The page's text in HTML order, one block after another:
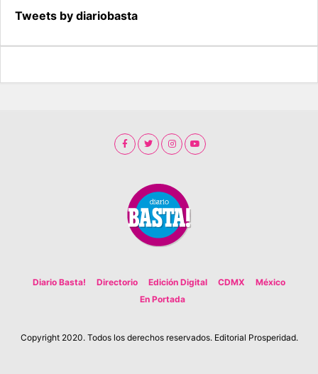
Tweets by diariobasta
Diario Basta! Directorio Edición Digital CDMX
México
En Portada
Copyright 2020. Todos los derechos reservados. Editorial Prosperidad.